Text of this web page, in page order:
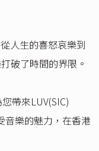
人生的喜怒哀樂到
破了時間的界限。
帶來LUV(SIC)
音樂的魅力，在香港